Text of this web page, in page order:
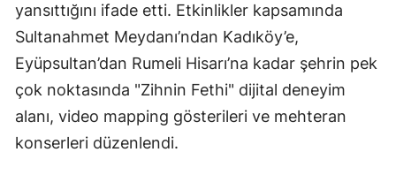
yansıttığını ifade etti. Etkinlikler kapsamında
Sultanahmet Meydanı’ndan Kadıköy’e,
Eyüpsultan’dan Rumeli Hisarı’na kadar şehrin pek
çok noktasında "Zihnin Fethi" dijital deneyim
alanı, video mapping gösterileri ve mehteran
konserleri düzenlendi.